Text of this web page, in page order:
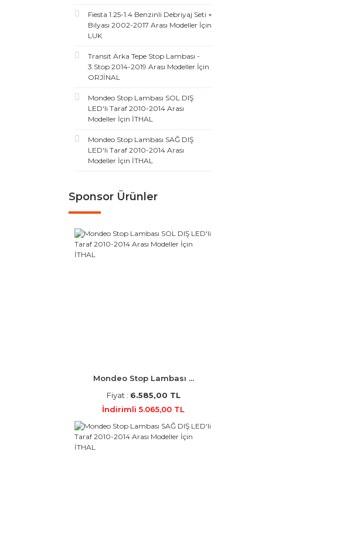
Fiesta 1.25-1.4 Benzinli Debriyaj Seti +
Bilyası 2002-2017 Arası Modeller İçin
LUK
Transit Arka Tepe Stop Lambası -
3.Stop 2014-2019 Arası Modeller İçin
ORJİNAL
Mondeo Stop Lambası SOL DIŞ
LED'li Taraf 2010-2014 Arası
Modeller İçin İTHAL
Mondeo Stop Lambası SAĞ DIŞ
LED'li Taraf 2010-2014 Arası
Modeller İçin İTHAL
Sponsor Ürünler
Mondeo Stop Lambası ...
Fiyat : 6.585,00 TL
İndirimli 5.065,00 TL